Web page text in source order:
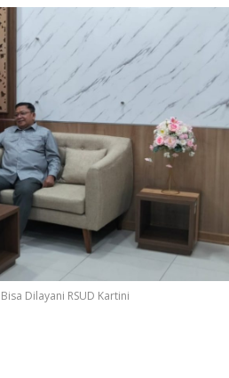
Dilayani RSUD Kartini